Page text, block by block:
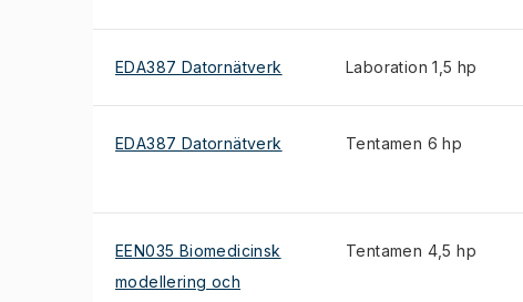
EDA387 Datornätverk Laboration 1,5 hp
EDA387 Datornätverk Tentamen 6 hp
EEN035 Biomedicinsk
modellering och
Tentamen 4,5 hp